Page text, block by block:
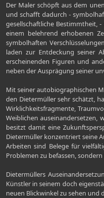
Der Maler schöpft aus dem
und schafft dadurch -
gesellschaftliche Bestimmtheit,
einem belehrend erhobenen
symbolhaften
laden zur Entdeckung seiner
erscheinenden Figuren und
neben der Ausprägung seiner
Mit seiner autobiographischen
den Dietermüller sehr schätzt,
Wirklichkeitsfragmente,
Weiblichen
besitzt damit eine
Dietermüller konzentriert seine
Arbeiten sind Belege für
Problemen zu befassen,
Dietermüllers
Künstler in seinem doch
neuen Blickwinkel zu sehen und